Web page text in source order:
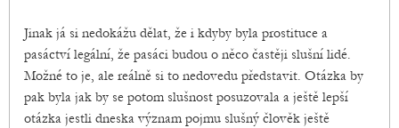
Jinak já si nedokážu dělat, že i kdyby byla prostituce a
pasáctví legální, že pasáci budou o něco častěji slušní lidé.
Možné to je, ale reálně si to nedovedu představit. Otázka by
pak byla jak by se potom slušnost posuzovala a ještě lepší
otázka jestli dneska význam pojmu slušný člověk ještě